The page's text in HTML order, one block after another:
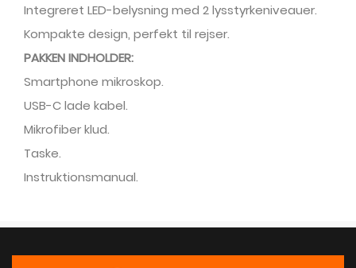
Integreret LED-belysning med 2 lysstyrkeniveauer.
Kompakte design, perfekt til rejser.
PAKKEN INDHOLDER:
Smartphone mikroskop.
USB-C lade kabel.
Mikrofiber klud.
Taske.
Instruktionsmanual.